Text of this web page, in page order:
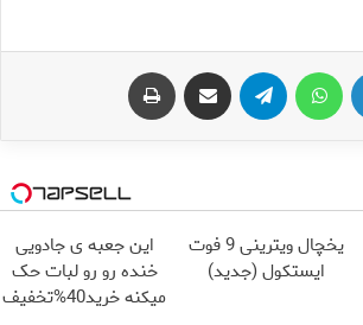
لینکدین تلگرام اشتراک گذاری از طریق ایمیل
یخچال ویترینی 9 فوت
ایستکول (جدید)
این جعبه ی جادویی
خنده رو رو لبات حک
میکنه خرید40%تخفیف